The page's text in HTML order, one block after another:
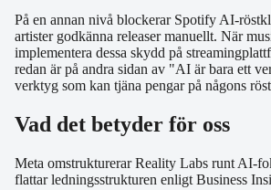
På en annan nivå blockerar Spotify AI-
artister godkänna releaser manuellt. När
implementera dessa skydd på
redan är på andra sidan av "AI är bara ett
verktyg som kan tjäna pengar på någons
Vad det betyder för oss
Meta omstrukturerar Reality Labs runt AI-
flattar ledningsstrukturen enligt Business